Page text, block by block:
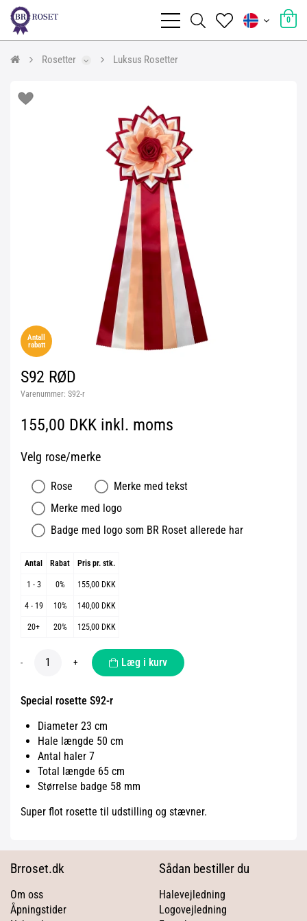
0
Rosetter Luksus Rosetter
Antall
rabatt
S92 RØD
Varenummer: S92-r
155,00 DKK inkl. moms
Velg rose/merke
Rose
Merke med tekst
Merke med logo
Badge med logo som BR Roset allerede har
Antal Rabat Pris pr. stk.
1 - 3 0% 155,00 DKK
4 - 19 10% 140,00 DKK
20+ 20% 125,00 DKK
- + Læg i kurv
Special rosette S92-r
Diameter 23 cm
Hale længde 50 cm
Antal haler 7
Total længde 65 cm
Størrelse badge 58 mm
Super flot rosette til udstilling og stævner.
Brroset.dk
Om oss
Åpningstider
Sådan bestiller du
Halevejledning
Logovejledning